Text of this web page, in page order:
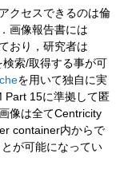
クセスできるのは倫
画像報告書には
おり，研究者は
索/取得する事が可
を用いて独自に実
Part 15に準拠して匿
像は全てCentricity
container内からで
が可能になってい